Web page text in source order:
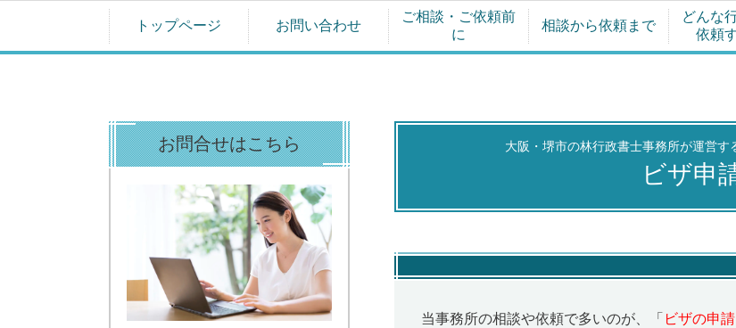
トップページ お問い合わせ
ご相談・ご依頼前
に
相談から依頼まで
どんな
依頼
大阪・堺市の林行政書士事務所が運営
ビザ申
当事務所の相談や依頼で多いのが、「 ビザの申
お問合せはこちら